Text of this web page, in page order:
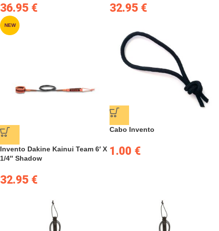
36.95 € 32.95 €
NEW
Invento Dakine Kainui Team 6′ X
1/4″ Shadow
32.95 €
Cabo Invento
1.00 €